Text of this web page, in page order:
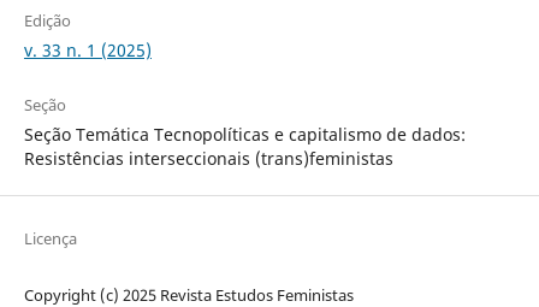
Edição
v. 33 n. 1 (2025)
Seção
Seção Temática Tecnopolíticas e capitalismo de dados:
Resistências interseccionais (trans)feministas
Licença
Copyright (c) 2025 Revista Estudos Feministas